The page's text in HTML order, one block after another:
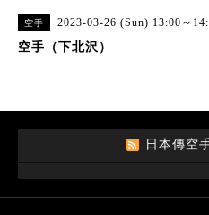
空手 2023-03-26 (Sun) 13:00～
空手（下北沢）
日本傳空